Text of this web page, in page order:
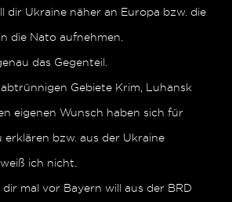
dir Ukraine näher an Europa bzw. die
die Nato aufnehmen.
das Gegenteil.
Gebiete Krim, Luhansk
eigenen Wunsch haben sich für
erklären bzw. aus der Ukraine
ich nicht.
mal vor Bayern will aus der BRD